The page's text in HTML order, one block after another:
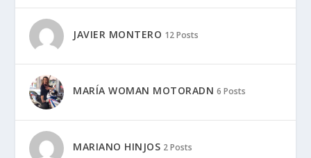
JAVIER MONTERO 12 Posts
MARÍA WOMAN MOTORADN 6 Posts
MARIANO HINJOS 2 Posts